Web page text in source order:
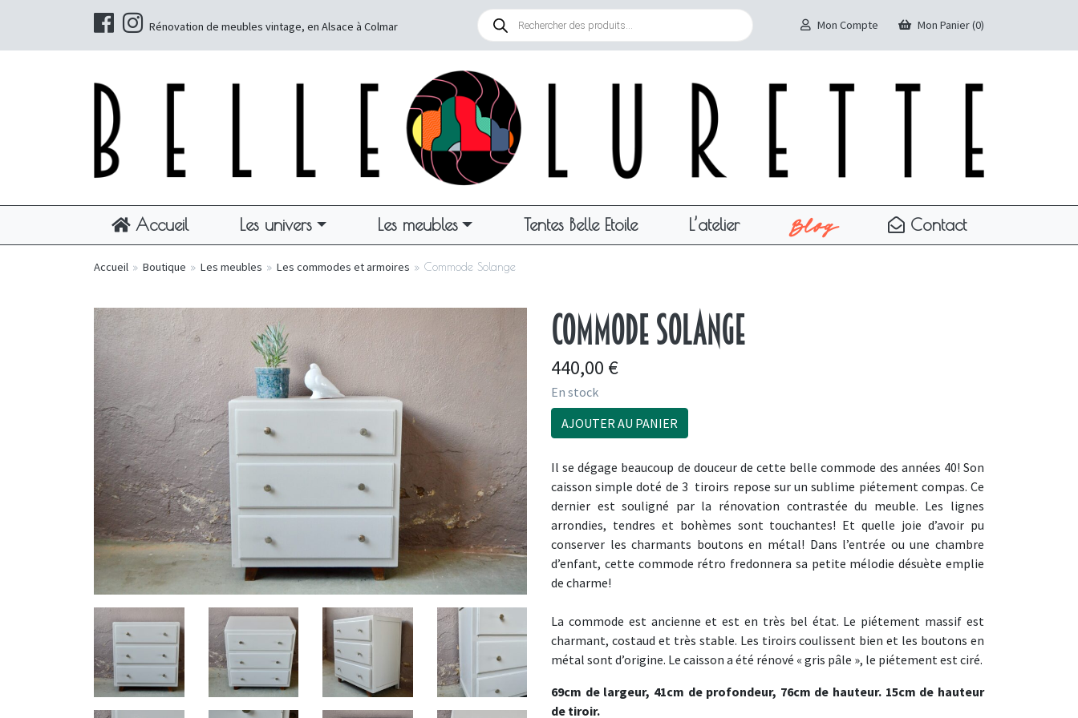
Rénovation de meubles vintage, en Alsace à Colmar
Recherche
produits
Mon Compte Mon Panier (0)
Accueil Les univers Les meubles Tentes Belle Etoile L’atelier Blog Contact
Accueil » Boutique » Les meubles » Les commodes et armoires » Commode Solange
Commode Solange
440,00 €
En stock
AJOUTER AU PANIER
Il se dégage beaucoup de douceur de cette belle commode des années 40! Son
caisson simple doté de 3 tiroirs repose sur un sublime piétement compas. Ce
dernier est souligné par la rénovation contrastée du meuble. Les lignes
arrondies, tendres et bohèmes sont touchantes! Et quelle joie d’avoir pu
conserver les charmants boutons en métal! Dans l’entrée ou une chambre
d’enfant, cette commode rétro fredonnera sa petite mélodie désuète emplie
de charme!
La commode est ancienne et est en très bel état. Le piétement massif est
charmant, costaud et très stable. Les tiroirs coulissent bien et les boutons en
métal sont d’origine. Le caisson a été rénové « gris pâle », le piétement est ciré.
69cm de largeur, 41cm de profondeur, 76cm de hauteur. 15cm de hauteur
de tiroir.